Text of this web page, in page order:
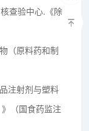
查验中心.《除
（原料药和制
注射剂与塑料
（国食药监注